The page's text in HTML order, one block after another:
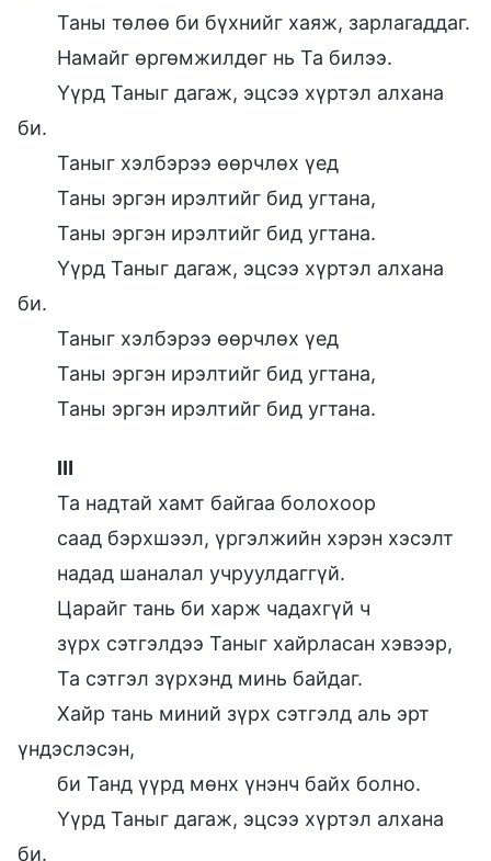
Таны төлөө би бүхнийг хаяж, зарлагаддаг.
Намайг өргөмжилдөг нь Та билээ.
Үүрд Таныг дагаж, эцсээ хүртэл алхана
би.
Таныг хэлбэрээ өөрчлөх үед
Таны эргэн ирэлтийг бид угтана,
Таны эргэн ирэлтийг бид угтана.
Үүрд Таныг дагаж, эцсээ хүртэл алхана
би.
Таныг хэлбэрээ өөрчлөх үед
Таны эргэн ирэлтийг бид угтана,
Таны эргэн ирэлтийг бид угтана.
Ⅲ
Та надтай хамт байгаа болохоор
саад бэрхшээл, үргэлжийн хэрэн хэсэлт
надад шаналал учруулдаггүй.
Царайг тань би харж чадахгүй ч
зүрх сэтгэлдээ Таныг хайрласан хэвээр,
Та сэтгэл зүрхэнд минь байдаг.
Хайр тань миний зүрх сэтгэлд аль эрт
үндэслэсэн,
би Танд үүрд мөнх үнэнч байх болно.
Үүрд Таныг дагаж, эцсээ хүртэл алхана
би.